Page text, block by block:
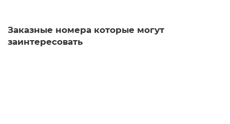
Заказные номера которые могут
заинтересовать